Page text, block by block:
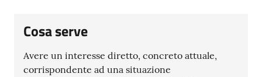
Cosa serve
Avere un interesse diretto, concreto attuale,
corrispondente ad una situazione